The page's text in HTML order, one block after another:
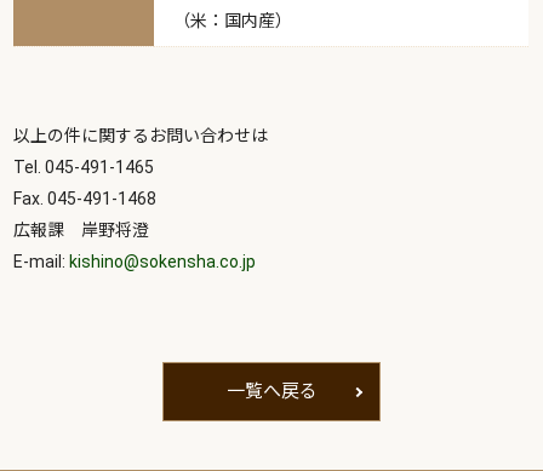
（米：国内産）
以上の件に関するお問い合わせは
Tel. 045-491-1465
Fax. 045-491-1468
広報課 岸野将澄
E-mail: kishino@sokensha.co.jp
一覧へ戻る